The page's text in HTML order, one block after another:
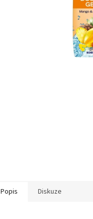
Popis Diskuze